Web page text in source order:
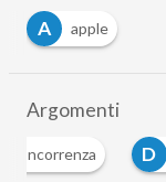
A
apple
Argomenti
concorrenza D